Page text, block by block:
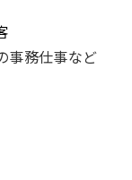
事務仕事など